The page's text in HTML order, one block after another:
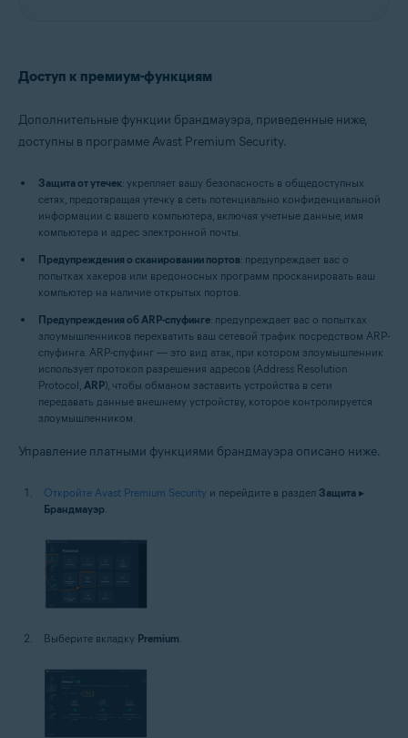
Доступ к премиум-функциям
Дополнительные функции брандмауэра, приведенные ниже,
доступны в программе Avast Premium Security.
Защита от утечек: укрепляет вашу безопасность в общедоступных
сетях, предотвращая утечку в сеть потенциально конфиденциальной
информации с вашего компьютера, включая учетные данные, имя
компьютера и адрес электронной почты.
Предупреждения о сканировании портов: предупреждает вас о
попытках хакеров или вредоносных программ просканировать ваш
компьютер на наличие открытых портов.
Предупреждения об ARP-спуфинге: предупреждает вас о попытках
злоумышленников перехватить ваш сетевой трафик посредством ARP-
спуфинга. ARP-спуфинг — это вид атак, при котором злоумышленник
использует протокол разрешения адресов (Address Resolution
Protocol, ARP), чтобы обманом заставить устройства в сети
передавать данные внешнему устройству, которое контролируется
злоумышленником.
Управление платными функциями брандмауэра описано ниже.
Откройте Avast Premium Security и перейдите в раздел Защита ▸
Брандмауэр.
Выберите вкладку Premium